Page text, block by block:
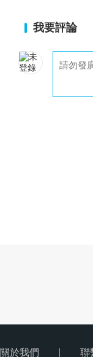
我要評論
關於我們 聯